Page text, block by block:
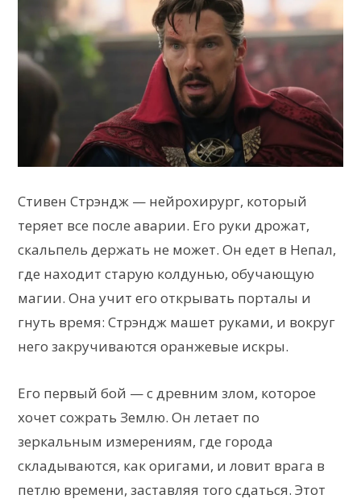
Стивен Стрэндж — нейрохирург, который
теряет все после аварии. Его руки дрожат,
скальпель держать не может. Он едет в Непал,
где находит старую колдунью, обучающую
магии. Она учит его открывать порталы и
гнуть время: Стрэндж машет руками, и вокруг
него закручиваются оранжевые искры.
Его первый бой — с древним злом, которое
хочет сожрать Землю. Он летает по
зеркальным измерениям, где города
складываются, как оригами, и ловит врага в
петлю времени, заставляя того сдаться. Этот